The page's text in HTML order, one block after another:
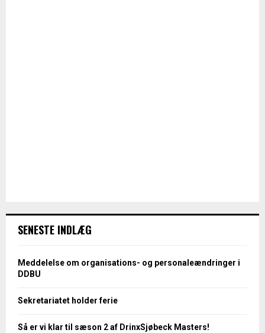
SENESTE INDLÆG
Meddelelse om organisations- og personaleændringer i
DDBU
Sekretariatet holder ferie
Så er vi klar til sæson 2 af DrinxSjøbeck Masters!